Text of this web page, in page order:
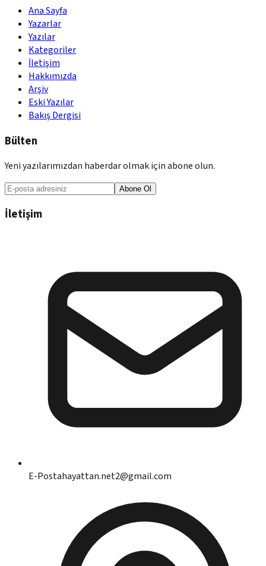
Ana Sayfa
Yazarlar
Yazılar
Kategoriler
İletişim
Hakkımızda
Arşiv
Eski Yazılar
Bakış Dergisi
Bülten
Yeni yazılarımızdan haberdar olmak için abone olun.
Abone Ol
İletişim
E-Postahayattan.net2@gmail.com